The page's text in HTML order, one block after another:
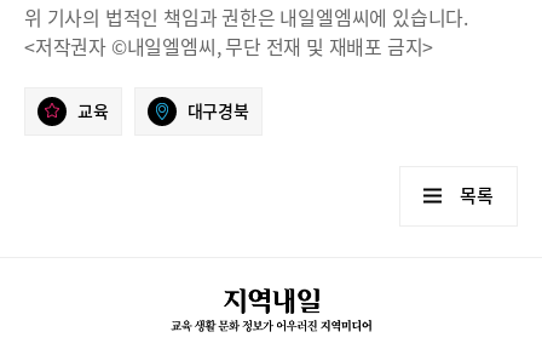
위 기사의 법적인 책임과 권한은 내일엘엠씨에 있습니다.
<저작권자 ©내일엘엠씨, 무단 전재 및 재배포 금지>
교육 대구경북
목록